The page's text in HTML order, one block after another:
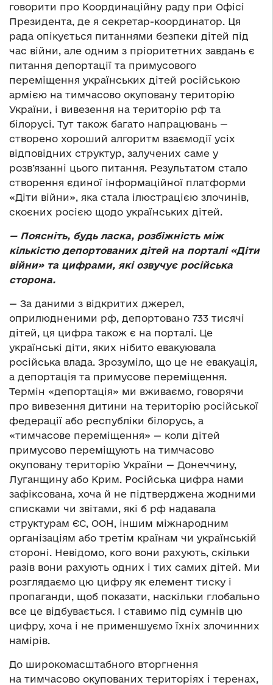
говорити про Координаційну раду при Офісі
Президента, де я секретар-координатор. Ця
рада опікується питаннями безпеки дітей під
час війни, але одним з пріоритетних завдань є
питання депортації та примусового
переміщення українських дітей російською
армією на тимчасово окуповану територію
України, і вивезення на територію рф та
білорусі. Тут також багато напрацювань —
створено хороший алгоритм взаємодії усіх
відповідних структур, залучених саме у
розв’язанні цього питання. Результатом стало
створення єдиної інформаційної платформи
«Діти війни», яка стала ілюстрацією злочинів,
скоєних росією щодо українських дітей.
— Поясніть, будь ласка, розбіжність між
кількістю депортованих дітей на порталі «Діти
війни» та цифрами, які озвучує російська
сторона.
— За даними з відкритих джерел,
оприлюдненими рф, депортовано 733 тисячі
дітей, ця цифра також є на порталі. Це
українські діти, яких нібито евакуювала
російська влада. Зрозуміло, що це не евакуація,
а депортація та примусове переміщення.
Термін «депортація» ми вживаємо, говорячи
про вивезення дитини на територію російської
федерації або республіки білорусь, а
«тимчасове переміщення» — коли дітей
примусово переміщують на тимчасово
окуповану територію України — Донеччину,
Луганщину або Крим. Російська цифра нами
зафіксована, хоча й не підтверджена жодними
списками чи звітами, які б рф надавала
структурам ЄС, ООН, іншим міжнародним
організаціям або третім країнам чи українській
стороні. Невідомо, кого вони рахують, скільки
разів вони рахують одних і тих самих дітей. Ми
розглядаємо цю цифру як елемент тиску і
пропаганди, щоб показати, наскільки глобально
все це відбувається. І ставимо під сумнів цю
цифру, хоча і не применшуємо їхніх злочинних
намірів.
До широкомасштабного вторгнення
на тимчасово окупованих територіях і теренах,